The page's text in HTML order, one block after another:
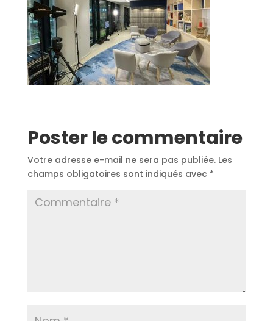
Poster le commentaire
Votre adresse e-mail ne sera pas publiée. Les
champs obligatoires sont indiqués avec *